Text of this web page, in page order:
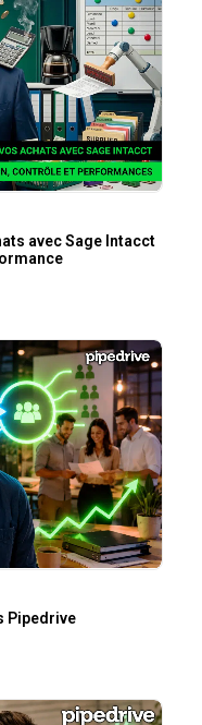
avec Sage Intacct
Pipedrive